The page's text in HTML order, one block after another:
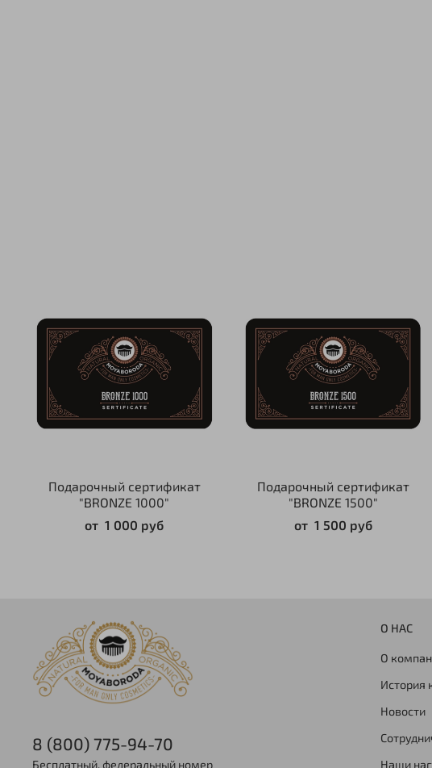
Подарочный сертификат
"BRONZE 1000"
от 1 000 руб
Подарочный сертификат
"BRONZE 1500"
от 1 500 руб
О НАС
О
История
Новости
Наши
8 (800) 775-94-70
Бесплатный, федеральный номер